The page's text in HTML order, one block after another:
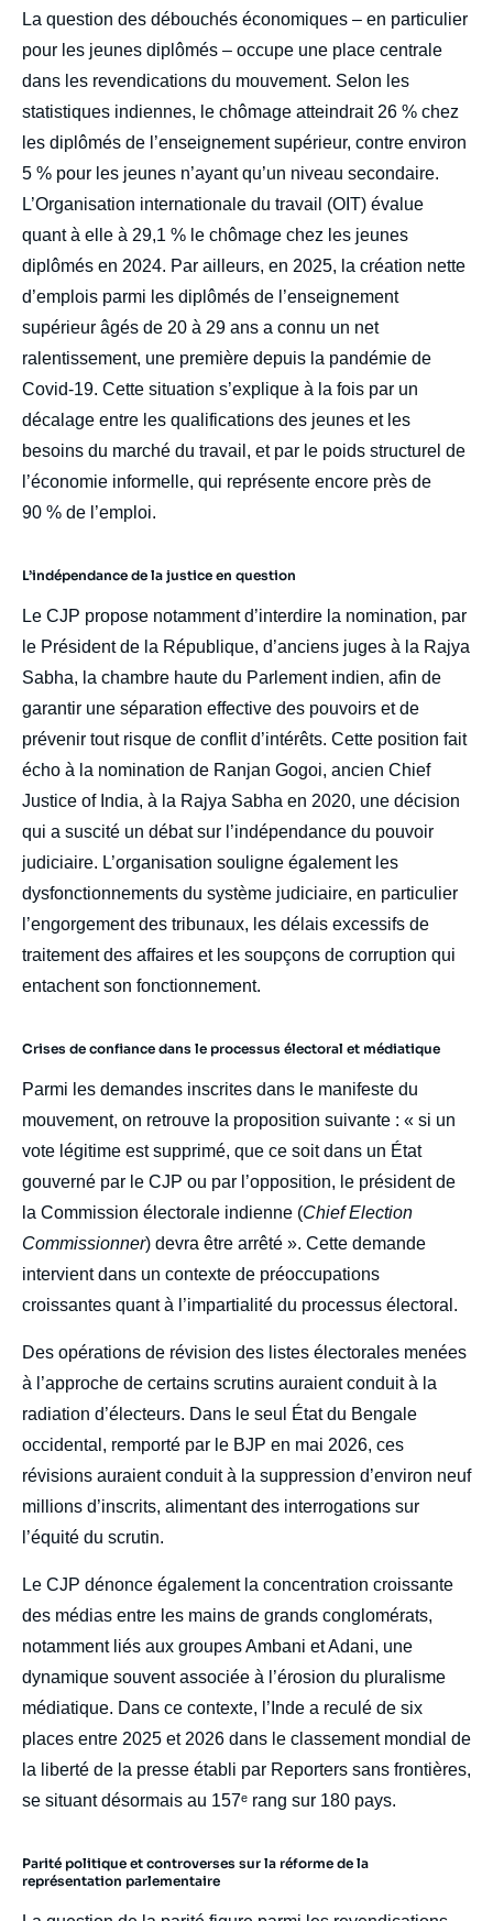
La question des débouchés économiques – en particulier
pour les jeunes diplômés – occupe une place centrale
dans les revendications du mouvement. Selon les
statistiques indiennes, le chômage atteindrait 26 % chez
les diplômés de l’enseignement supérieur, contre environ
5 % pour les jeunes n’ayant qu’un niveau secondaire.
L’Organisation internationale du travail (OIT) évalue
quant à elle à 29,1 % le chômage chez les jeunes
diplômés en 2024. Par ailleurs, en 2025, la création nette
d’emplois parmi les diplômés de l’enseignement
supérieur âgés de 20 à 29 ans a connu un net
ralentissement, une première depuis la pandémie de
Covid-19. Cette situation s’explique à la fois par un
décalage entre les qualifications des jeunes et les
besoins du marché du travail, et par le poids structurel de
l’économie informelle, qui représente encore près de
90 % de l’emploi.
L’indépendance de la justice en question
Le CJP propose notamment d’interdire la nomination, par
le Président de la République, d’anciens juges à la Rajya
Sabha, la chambre haute du Parlement indien, afin de
garantir une séparation effective des pouvoirs et de
prévenir tout risque de conflit d’intérêts. Cette position fait
écho à la nomination de Ranjan Gogoi, ancien Chief
Justice of India, à la Rajya Sabha en 2020, une décision
qui a suscité un débat sur l’indépendance du pouvoir
judiciaire. L’organisation souligne également les
dysfonctionnements du système judiciaire, en particulier
l’engorgement des tribunaux, les délais excessifs de
traitement des affaires et les soupçons de corruption qui
entachent son fonctionnement.
Crises de confiance dans le processus électoral et médiatique
Parmi les demandes inscrites dans le manifeste du
mouvement, on retrouve la proposition suivante : « si un
vote légitime est supprimé, que ce soit dans un État
gouverné par le CJP ou par l’opposition, le président de
la Commission électorale indienne (Chief Election
Commissionner) devra être arrêté ». Cette demande
intervient dans un contexte de préoccupations
croissantes quant à l’impartialité du processus électoral.
Des opérations de révision des listes électorales menées
à l’approche de certains scrutins auraient conduit à la
radiation d’électeurs. Dans le seul État du Bengale
occidental, remporté par le BJP en mai 2026, ces
révisions auraient conduit à la suppression d’environ neuf
millions d’inscrits, alimentant des interrogations sur
l’équité du scrutin.
Le CJP dénonce également la concentration croissante
des médias entre les mains de grands conglomérats,
notamment liés aux groupes Ambani et Adani, une
dynamique souvent associée à l’érosion du pluralisme
médiatique. Dans ce contexte, l’Inde a reculé de six
places entre 2025 et 2026 dans le classement mondial de
la liberté de la presse établi par Reporters sans frontières,
se situant désormais au 157ᵉ rang sur 180 pays.
Parité politique et controverses sur la réforme de la
représentation parlementaire
couverture
de
publication